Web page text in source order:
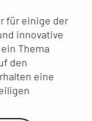
für einige der
innovative
Thema
den
eine